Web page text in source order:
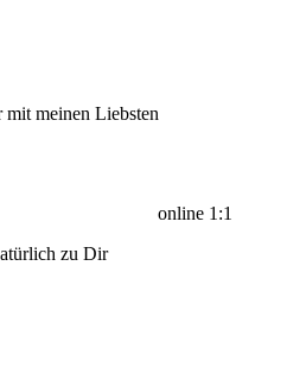
mit meinen Liebsten
online 1:1
zu Dir